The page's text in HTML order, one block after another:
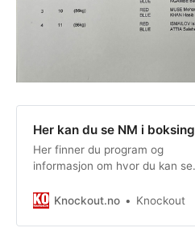
Her kan du se NM i boksing
Her finner du program og
informasjon om hvor du kan se
Knockout.no
Knockout